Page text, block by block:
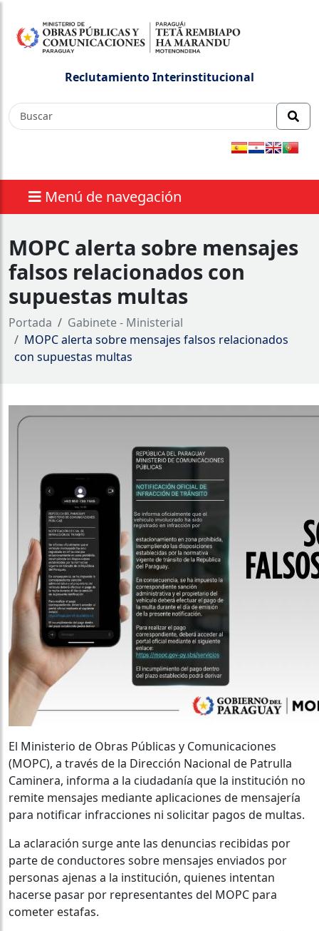
Reclutamiento Interinstitucional
Menú de navegación
MOPC alerta sobre mensajes
falsos relacionados con
supuestas multas
Portada
Gabinete - Ministerial
MOPC alerta sobre mensajes falsos relacionados
con supuestas multas
El Ministerio de Obras Públicas y Comunicaciones
(MOPC), a través de la Dirección Nacional de Patrulla
Caminera, informa a la ciudadanía que la institución no
remite mensajes mediante aplicaciones de mensajería
para notificar infracciones ni solicitar pagos de multas.
La aclaración surge ante las denuncias recibidas por
parte de conductores sobre mensajes enviados por
personas ajenas a la institución, quienes intentan
hacerse pasar por representantes del MOPC para
cometer estafas.